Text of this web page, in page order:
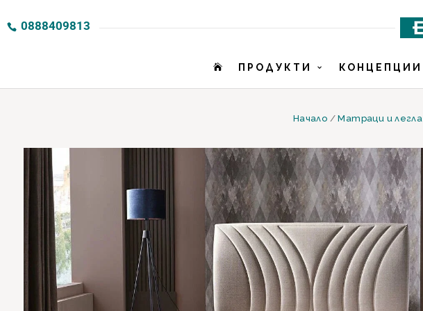
0888409813
 ПРОДУКТИ КОНЦЕПЦИИ
Начало /Матраци и легла